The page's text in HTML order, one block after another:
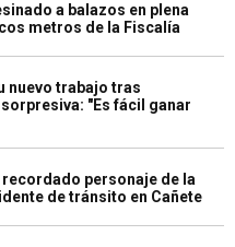
a balazos en plena
metros de la Fiscalía
nuevo trabajo tras
"Es fácil ganar
personaje de la
de tránsito en Cañete